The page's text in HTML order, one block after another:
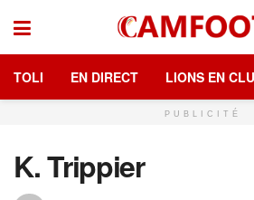
TOLI EN DIRECT LIONS EN
PUBLICITÉ
K. Trippier